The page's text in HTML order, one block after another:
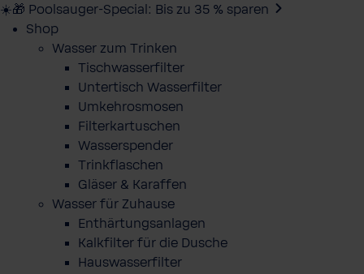
☀️🎁 Poolsauger-Special: Bis zu 35 % sparen
Shop
Wasser zum Trinken
Tischwasserfilter
Untertisch Wasserfilter
Umkehrosmosen
Filterkartuschen
Wasserspender
Trinkflaschen
Gläser & Karaffen
Wasser für Zuhause
Enthärtungsanlagen
Kalkfilter für die Dusche
Hauswasserfilter